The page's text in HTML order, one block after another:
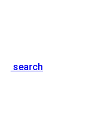
search